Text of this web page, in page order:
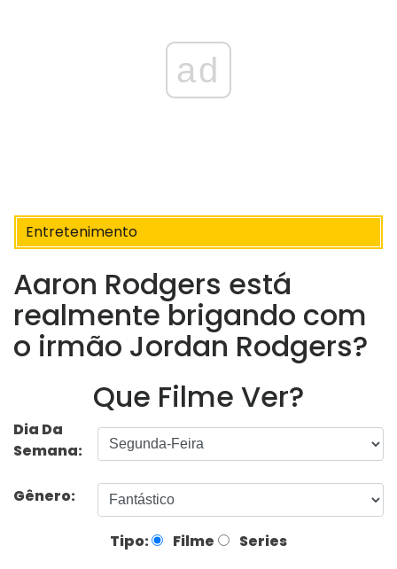
ad
Entretenimento
Aaron Rodgers está
realmente brigando com
o irmão Jordan Rodgers?
Que Filme Ver?
Dia Da
Semana:
Gênero:
Tipo: Filme Series